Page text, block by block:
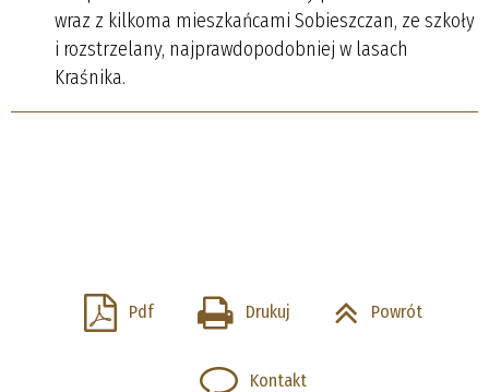
wraz z kilkoma mieszkańcami Sobieszczan, ze szkoły
i rozstrzelany, najprawdopodobniej w lasach
Kraśnika.
Pdf Drukuj Powrót
Kontakt